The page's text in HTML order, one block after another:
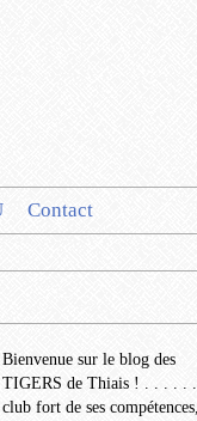
Contact
Bienvenue sur le blog des
TIGERS de Thiais ! . . . . .
club fort de ses compétences,